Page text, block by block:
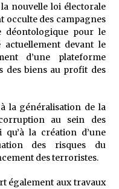
nouvelle loi électorale
des campagnes
déontologique pour le
actuellement devant le
d’une plateforme
des biens au profit des
la généralisation de la
au sein des
qu’à la création d’une
des risques du
des terroristes.
également aux travaux